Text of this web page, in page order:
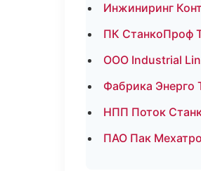
Инжиниринг
ПК СтанкоПроф
ООО Industrial
Фабрика Энерго
НПП Поток
ПАО Пак